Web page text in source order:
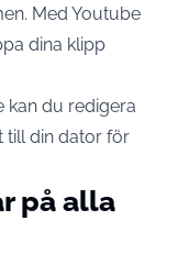
Med Youtube
dina klipp
kan du redigera
till din dator för
på alla